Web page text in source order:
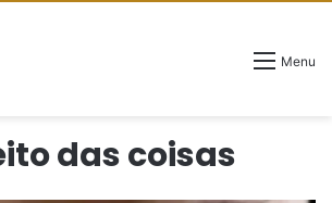
Menu
das coisas